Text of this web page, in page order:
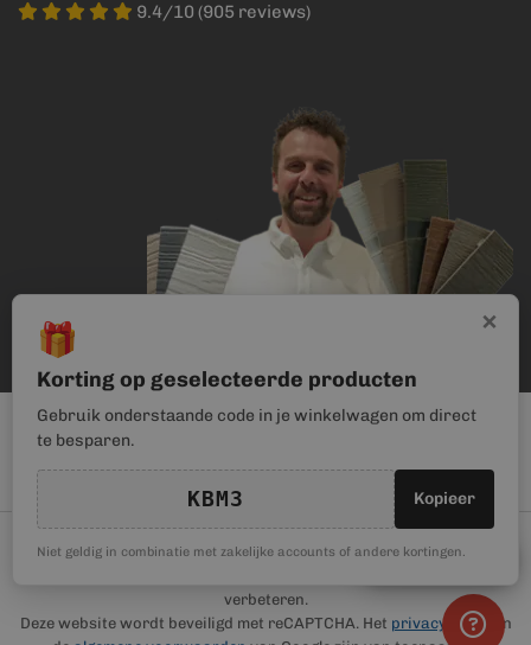
9.4/10 (905 reviews)
×
🎁
Korting op geselecteerde producten
Gebruik onderstaande code in je winkelwagen om direct
te besparen.
KBM3 Kopieer
Niet geldig in combinatie met zakelijke accounts of andere kortingen.
🎁Kortingscode
© Kunststof Bouwmateriaal | Magento webwinkel realisatie door
verbeteren.
Deze website wordt beveiligd met reCAPTCHA. Het privacybeleid
en